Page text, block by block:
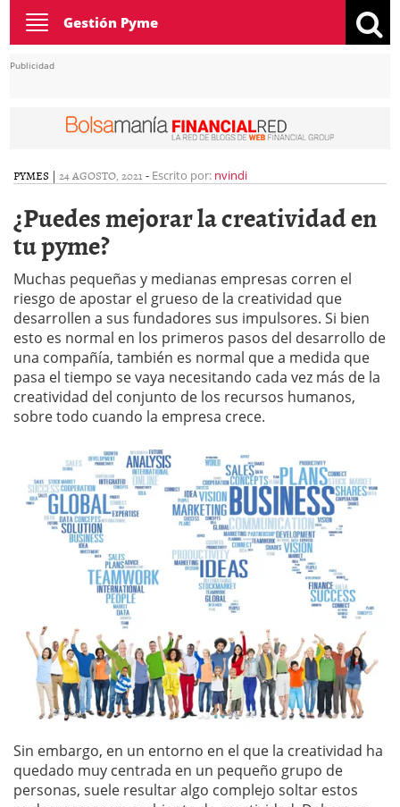
Toggle
navigation
Gestión Pyme
Publicidad
PYMES | 24 AGOSTO, 2021 - Escrito por: nvindi
¿Puedes mejorar la creatividad en
tu pyme?
Muchas pequeñas y medianas empresas corren el
riesgo de apostar el grueso de la creatividad que
desarrollen a sus fundadores sus impulsores. Si bien
esto es normal en los primeros pasos del desarrollo de
una compañía, también es normal que a medida que
pasa el tiempo se vaya necesitando cada vez más de la
creatividad del conjunto de los recursos humanos,
sobre todo cuando la empresa crece.
Sin embargo, en un entorno en el que la creatividad ha
quedado muy centrada en un pequeño grupo de
personas, suele resultar algo complejo soltar estos